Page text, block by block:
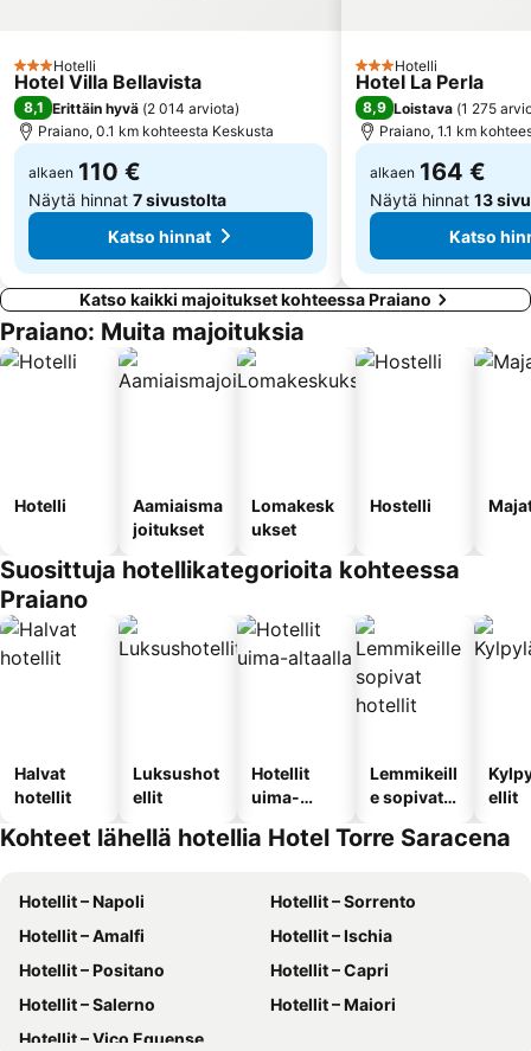
Fuorigrotta
Vulcano Buono
Marina Grande
La Piazzetta
Arenella
Bagnoli
3 Tähtiluokitus
Hotelli
Hotel Villa Bellavista
8,1 Erittäin hyvä (2 014 arviota)
Praiano, 0.1 km kohteesta Keskusta
alkaen 110 €
Näytä hinnat 7 sivustolta
Katso hinnat
3 Tähtiluokitus
Hotelli
Hotel La Perla
8,9 Loistava (1 275
Praiano, 1.1 km
alkaen 164 €
Näytä hinnat 13
Katso
Katso kaikki majoitukset kohteessa Praiano
Praiano: Muita majoituksia
Hotelli
Aamiaisma
joitukset
Lomakesk
ukset
Hostelli
Suosittuja hotellikategorioita kohteessa
Praiano
Halvat
hotellit
Luksushot
ellit
Hotellit
uima-
Lemmikeill
e sopivat
ellit
Kohteet lähellä hotellia Hotel Torre Saracena
Hotellit – Napoli
Hotellit – Sorrento
Hotellit – Amalfi
Hotellit – Ischia
Hotellit – Positano
Hotellit – Capri
Hotellit – Salerno
Hotellit – Maiori
Hotellit – Vico Equense